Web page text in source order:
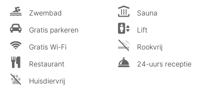
Zwembad
Gratis parkeren
Gratis Wi-Fi
Restaurant
Huisdiervrij
Sauna
Lift
Rookvrij
24-uurs receptie